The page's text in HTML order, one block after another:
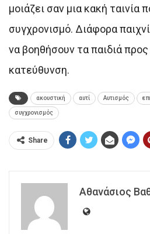
μοιάζει σαν μια κακή ταινία
συγχρονισμό. Διάφορα
να βοηθήσουν τα παιδιά
κατεύθυνση.
ακουστική αυτί Αυτισμός
συγχρονισμός
Share
Αθανάσιος